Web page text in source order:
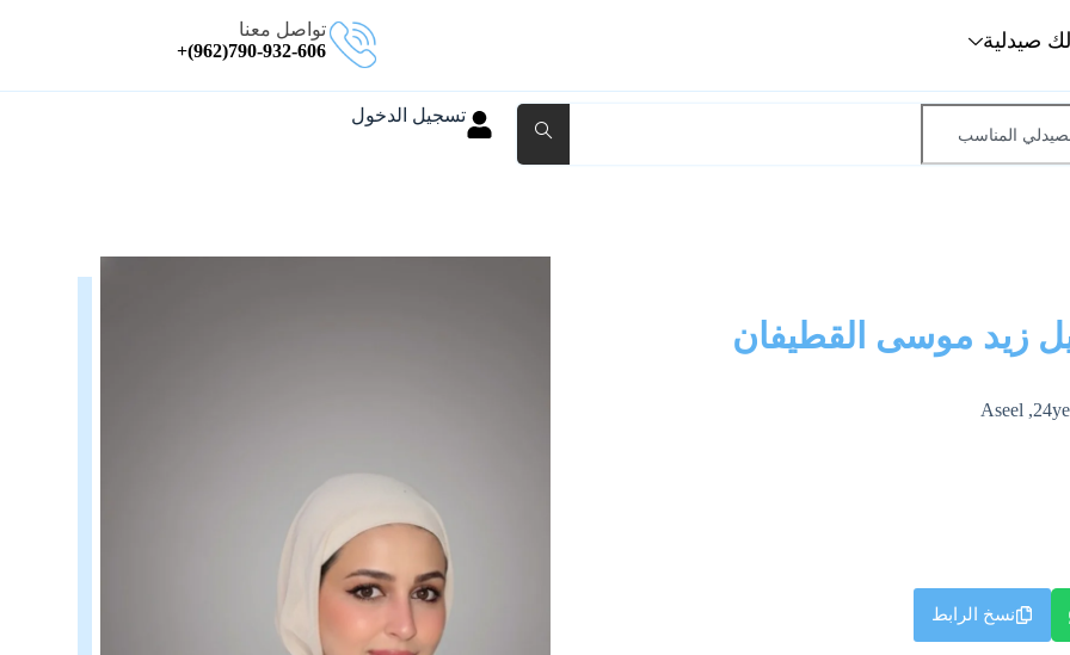
صيدلية
تواصل معنا
790-932-606(962)+
تسجيل الدخول
زيد موسى القطيفان
Aseel
نسخ الرابط